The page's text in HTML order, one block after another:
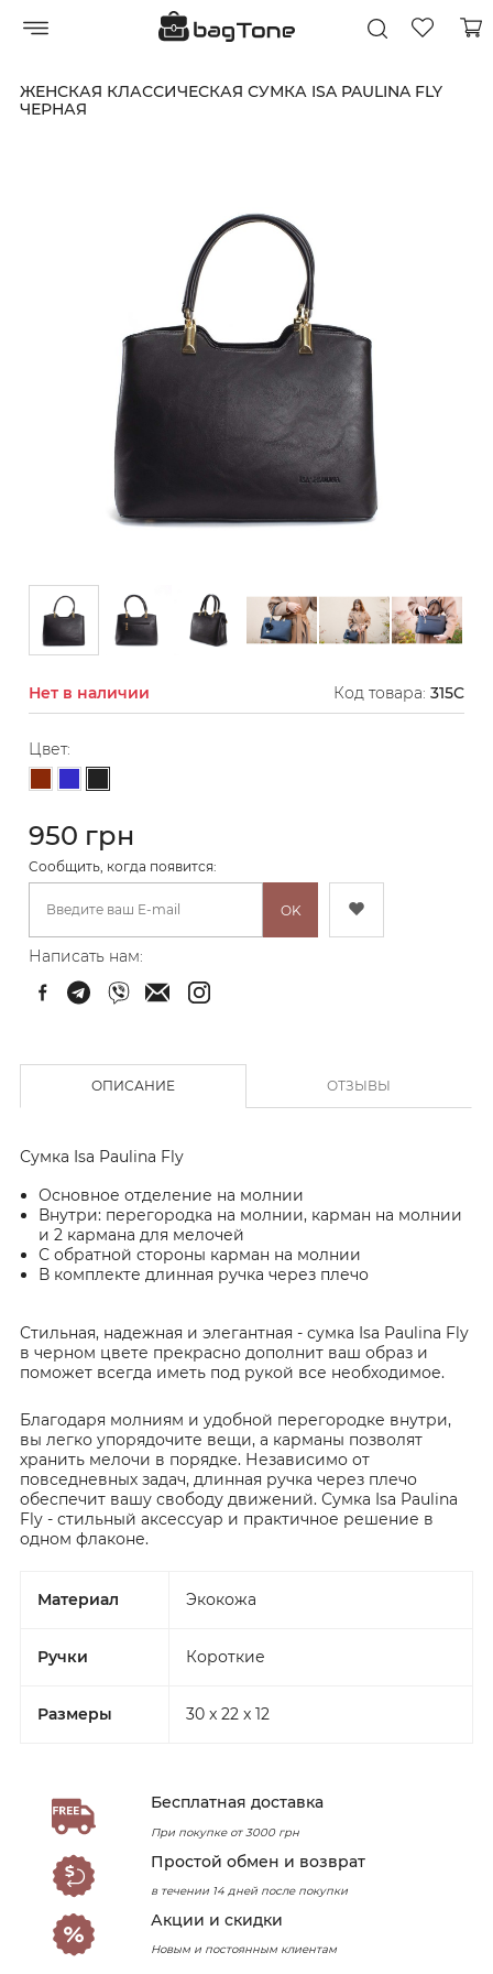
ЖЕНСКАЯ КЛАССИЧЕСКАЯ СУМКА ISA PAULINA FLY
ЧЕРНАЯ
Нет в наличии Код товара: 315C
Цвет:
950 грн
Cообщить, когда появится:
OK
Написать нам:
ОПИСАНИЕ ОТЗЫВЫ
Сумка Isa Paulina Fly
Основное отделение на молнии
Внутри: перегородка на молнии, карман на молнии
и 2 кармана для мелочей
С обратной стороны карман на молнии
В комплекте длинная ручка через плечо
Стильная, надежная и элегантная - сумка Isa Paulina Fly
в черном цвете прекрасно дополнит ваш образ и
поможет всегда иметь под рукой все необходимое.
Благодаря молниям и удобной перегородке внутри,
вы легко упорядочите вещи, а карманы позволят
хранить мелочи в порядке. Независимо от
повседневных задач, длинная ручка через плечо
обеспечит вашу свободу движений. Сумка Isa Paulina
Fly - стильный аксессуар и практичное решение в
одном флаконе.
Материал Экокожа
Ручки Короткие
Размеры 30 x 22 x 12
Бесплатная доставка
При покупке от 3000 грн
Простой обмен и возврат
в течении 14 дней после покупки
Акции и скидки
Новым и постоянным клиентам